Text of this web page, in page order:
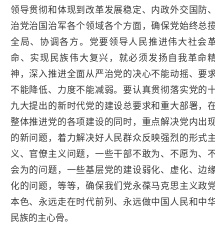
领导贯彻和体现到改革发展稳定、内政外交国防、
治党治国治军各个领域各个方面，确保党始终总揽
全局、协调各方。党要领导人民推进伟大社会革
命、实现民族伟大复兴，就必须发扬自我革命精
神，深入推进全面从严治党的决心不能动摇、要求
不能降低、力度不能减弱。要认真贯彻落实党的十
九大提出的新时代党的建设总要求和重大部署，在
整体推进党的各项建设的同时，重点解决党内出现
的新问题，着力解决好人民群众反映强烈的形式主
义、官僚主义问题，一些干部不敢为、不愿为、不
会为的问题，一些基层党的建设弱化、虚化、边缘
化的问题，等等，确保我们党永葆马克思主义政党
本色、永远走在时代前列、永远做中国人民和中华
民族的主心骨。